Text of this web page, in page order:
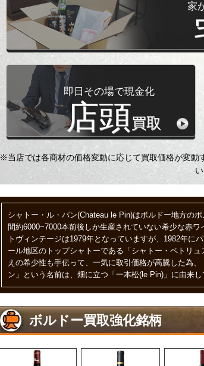
家
即日その場で現金化
店頭買取
※当店では各商材の価格変動に応じて買取価格が変動
い
シャトー・ル・パン(Chateau le Pin)はボルドー地方の
間約6000~7000本前後しか生産されていない希少な赤
トヴィンテージは1979年となっていますが、1982年に
ール地区のトップシャトーである「シャトー・ペトリ
えの希少性も手伝って、一気に取引価格が高騰した為
ン」という名前は、畑に立つ「一本松(le Pin)」に由来し
ボルドー買取強化銘柄